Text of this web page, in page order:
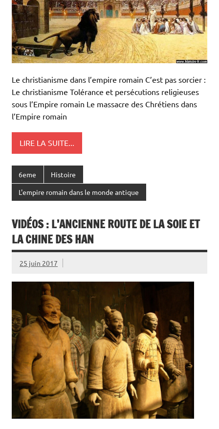
Le christianisme dans l’empire romain C’est pas sorcier :
Le christianisme Tolérance et persécutions religieuses
sous l’Empire romain Le massacre des Chrétiens dans
l’Empire romain
LIRE LA SUITE...
6eme Histoire
L'empire romain dans le monde antique
VIDÉOS : L’ANCIENNE ROUTE DE LA SOIE ET
LA CHINE DES HAN
25 juin 2017